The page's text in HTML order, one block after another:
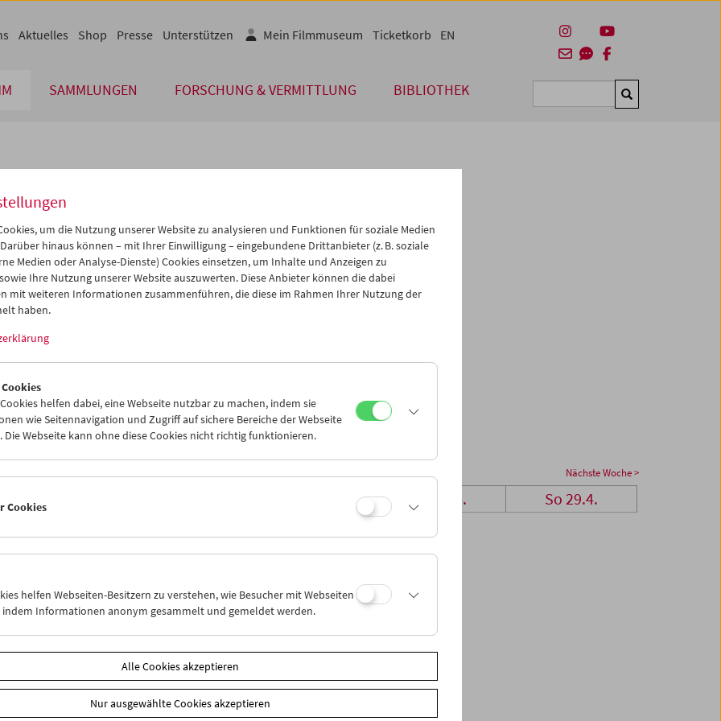
SAMMLUNGEN FORSCHUNG & VERMITTLUNG BIBLIOTHEK Suchen
Aktuelles Shop Presse Unterstützen Mein Filmmuseum Ticketkorb EN
Apr 2007 >>
Mi Do Fr Sa So
28 29 30 31
01
04 05 06 07
08
11 12
18 19
02
iCalender
Programmheft-PDF
English language or subtitles
Nächste Woche >
Mi 25.4. Sa 28.4. So 29.4.
um die Nutzung unserer Website zu analysieren und Funktionen für soziale Medien
hinaus können – mit Ihrer Einwilligung – eingebundene Drittanbieter (z. B. soziale
Medien oder Analyse-Dienste) Cookies einsetzen, um Inhalte und Anzeigen zu
Ihre Nutzung unserer Website auszuwerten. Diese Anbieter können die dabei
mit weiteren Informationen zusammenführen, die diese im Rahmen Ihrer Nutzung der
haben.
helfen dabei, eine Webseite nutzbar zu machen, indem sie
wie Seitennavigation und Zugriff auf sichere Bereiche der Webseite
Die Webseite kann ohne diese Cookies nicht richtig funktionieren.
Cookies
helfen Webseiten-Besitzern zu verstehen, wie Besucher mit Webseiten
indem Informationen anonym gesammelt und gemeldet werden.
Alle Cookies akzeptieren
Nur ausgewählte Cookies akzeptieren